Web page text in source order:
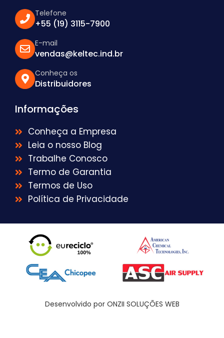
Telefone
+55 (19) 3115-7900
E-mail
vendas@keltec.ind.br
Conheça os
Distribuidores
Informações
Conheça a Empresa
Leia o nosso Blog
Trabalhe Conosco
Termo de Garantia
Termos de Uso
Política de Privacidade
Desenvolvido por ONZII SOLUÇÕES WEB